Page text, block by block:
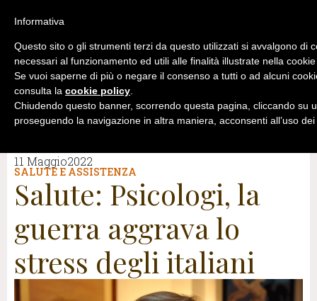
11 Maggio2022
SALUTE E ASSISTENZA
Salute: Psicologi, la
guerra aggrava lo
stress degli italiani
Informativa
Questo sito o gli strumenti terzi da questo utilizzati si avvalgono di
necessari al funzionamento ed utili alle finalità illustrate nella
Se vuoi saperne di più o negare il consenso a tutti o ad alcuni
consulta la cookie policy.
Chiudendo questo banner, scorrendo questa pagina, cliccando su
proseguendo la navigazione in altra maniera, acconsenti all’uso